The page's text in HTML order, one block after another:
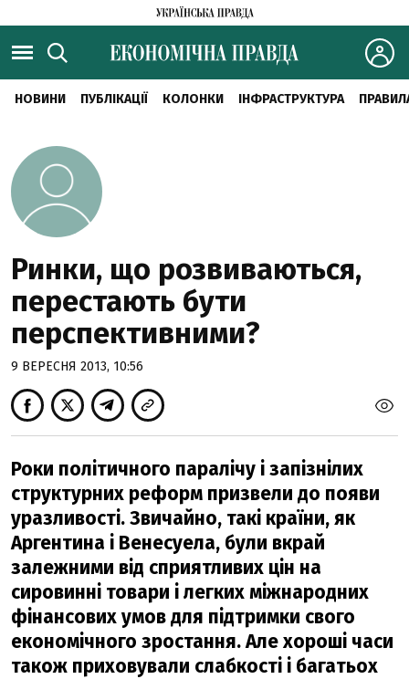
НОВИНИ ПУБЛІКАЦІЇ КОЛОНКИ ІНФРАСТРУКТУРА
Ринки, що розвиваються,
перестають бути
перспективними?
9 ВЕРЕСНЯ 2013, 10:56
Роки політичного паралічу і запізнілих
структурних реформ призвели до появи
уразливості. Звичайно, такі країни, як
Аргентина і Венесуела, були вкрай
залежними від сприятливих цін на
сировинні товари і легких міжнародних
фінансових умов для підтримки свого
економічного зростання. Але хороші часи
також приховували слабкості і багатьох